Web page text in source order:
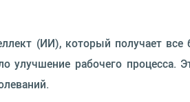
(ИИ), который получает все
рабочего процесса.